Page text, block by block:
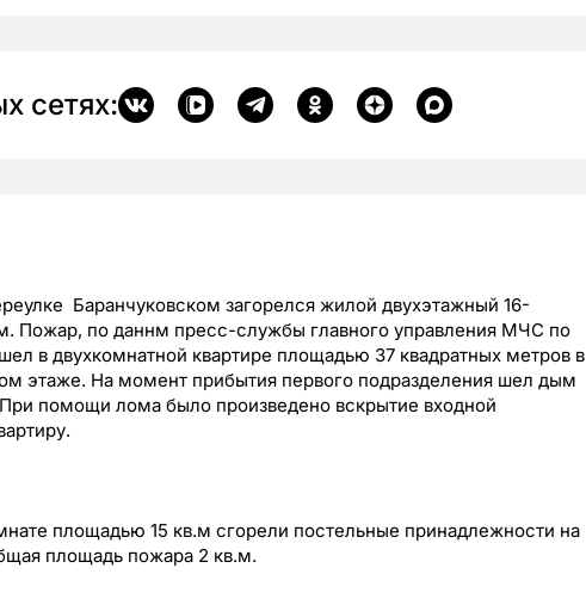
сетях:
Баранчуковском загорелся жилой двухэтажный 16-
Пожар, по даннм пресс-службы главного управления МЧС по
в двухкомнатной квартире площадью 37 квадратных метров в
этаже. На момент прибытия первого подразделения шел дым
помощи лома было произведено вскрытие входной
площадью 15 кв.м сгорели постельные принадлежности на
площадь пожара 2 кв.м.